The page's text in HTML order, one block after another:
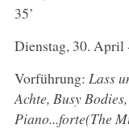
35’
Dienstag, 30. April
Vorführung: Lass
Achte, Busy
Piano...forte(The